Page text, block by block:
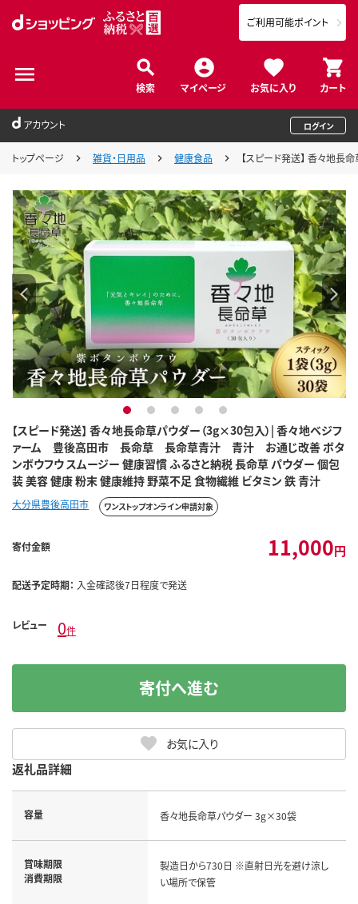
検索 マイページ お気に入り カート
ご利用可能ポイント
アカウント ログイン
トップページ 雑貨・日用品 健康食品 【スピード発送】 香々地
【スピード発送】 香々地長命草パウダー（3g×30包入）| 香々地ベジフ
ァーム 豊後高田市 長命草 長命草青汁 青汁 お通じ改善 ボタ
ンボウフウ スムージー 健康習慣 ふるさと納税 長命草 パウダー 個包
装 美容 健康 粉末 健康維持 野菜不足 食物繊維 ビタミン 鉄 青汁
1 2 3 4 5
大分県豊後高田市 ワンストップオンライン申請対象
寄付金額 11,000円
配送予定時期： 入金確認後7日程度で発送
レビュー 0件
お気に入り
寄付へ進む
返礼品詳細
容量 香々地長命草パウダー 3g×30袋
賞味期限
消費期限
製造日から730日 ※直射日光を避け涼し
い場所で保管